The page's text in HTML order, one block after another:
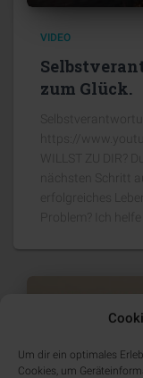
Um dir ein optimales
Cookies, um
VIDEO
zum Glück.
https://
WILLST ZU DIR?
nächsten Schritt
erfolgreiches
Problem? Ich helfe